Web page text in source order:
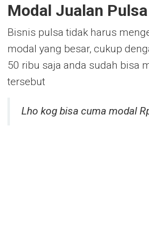
Modal Jualan Pulsa
Bisnis pulsa tidak harus
modal yang besar, cukup
50 ribu saja anda sudah bisa
tersebut
Lho kog bisa cuma modal